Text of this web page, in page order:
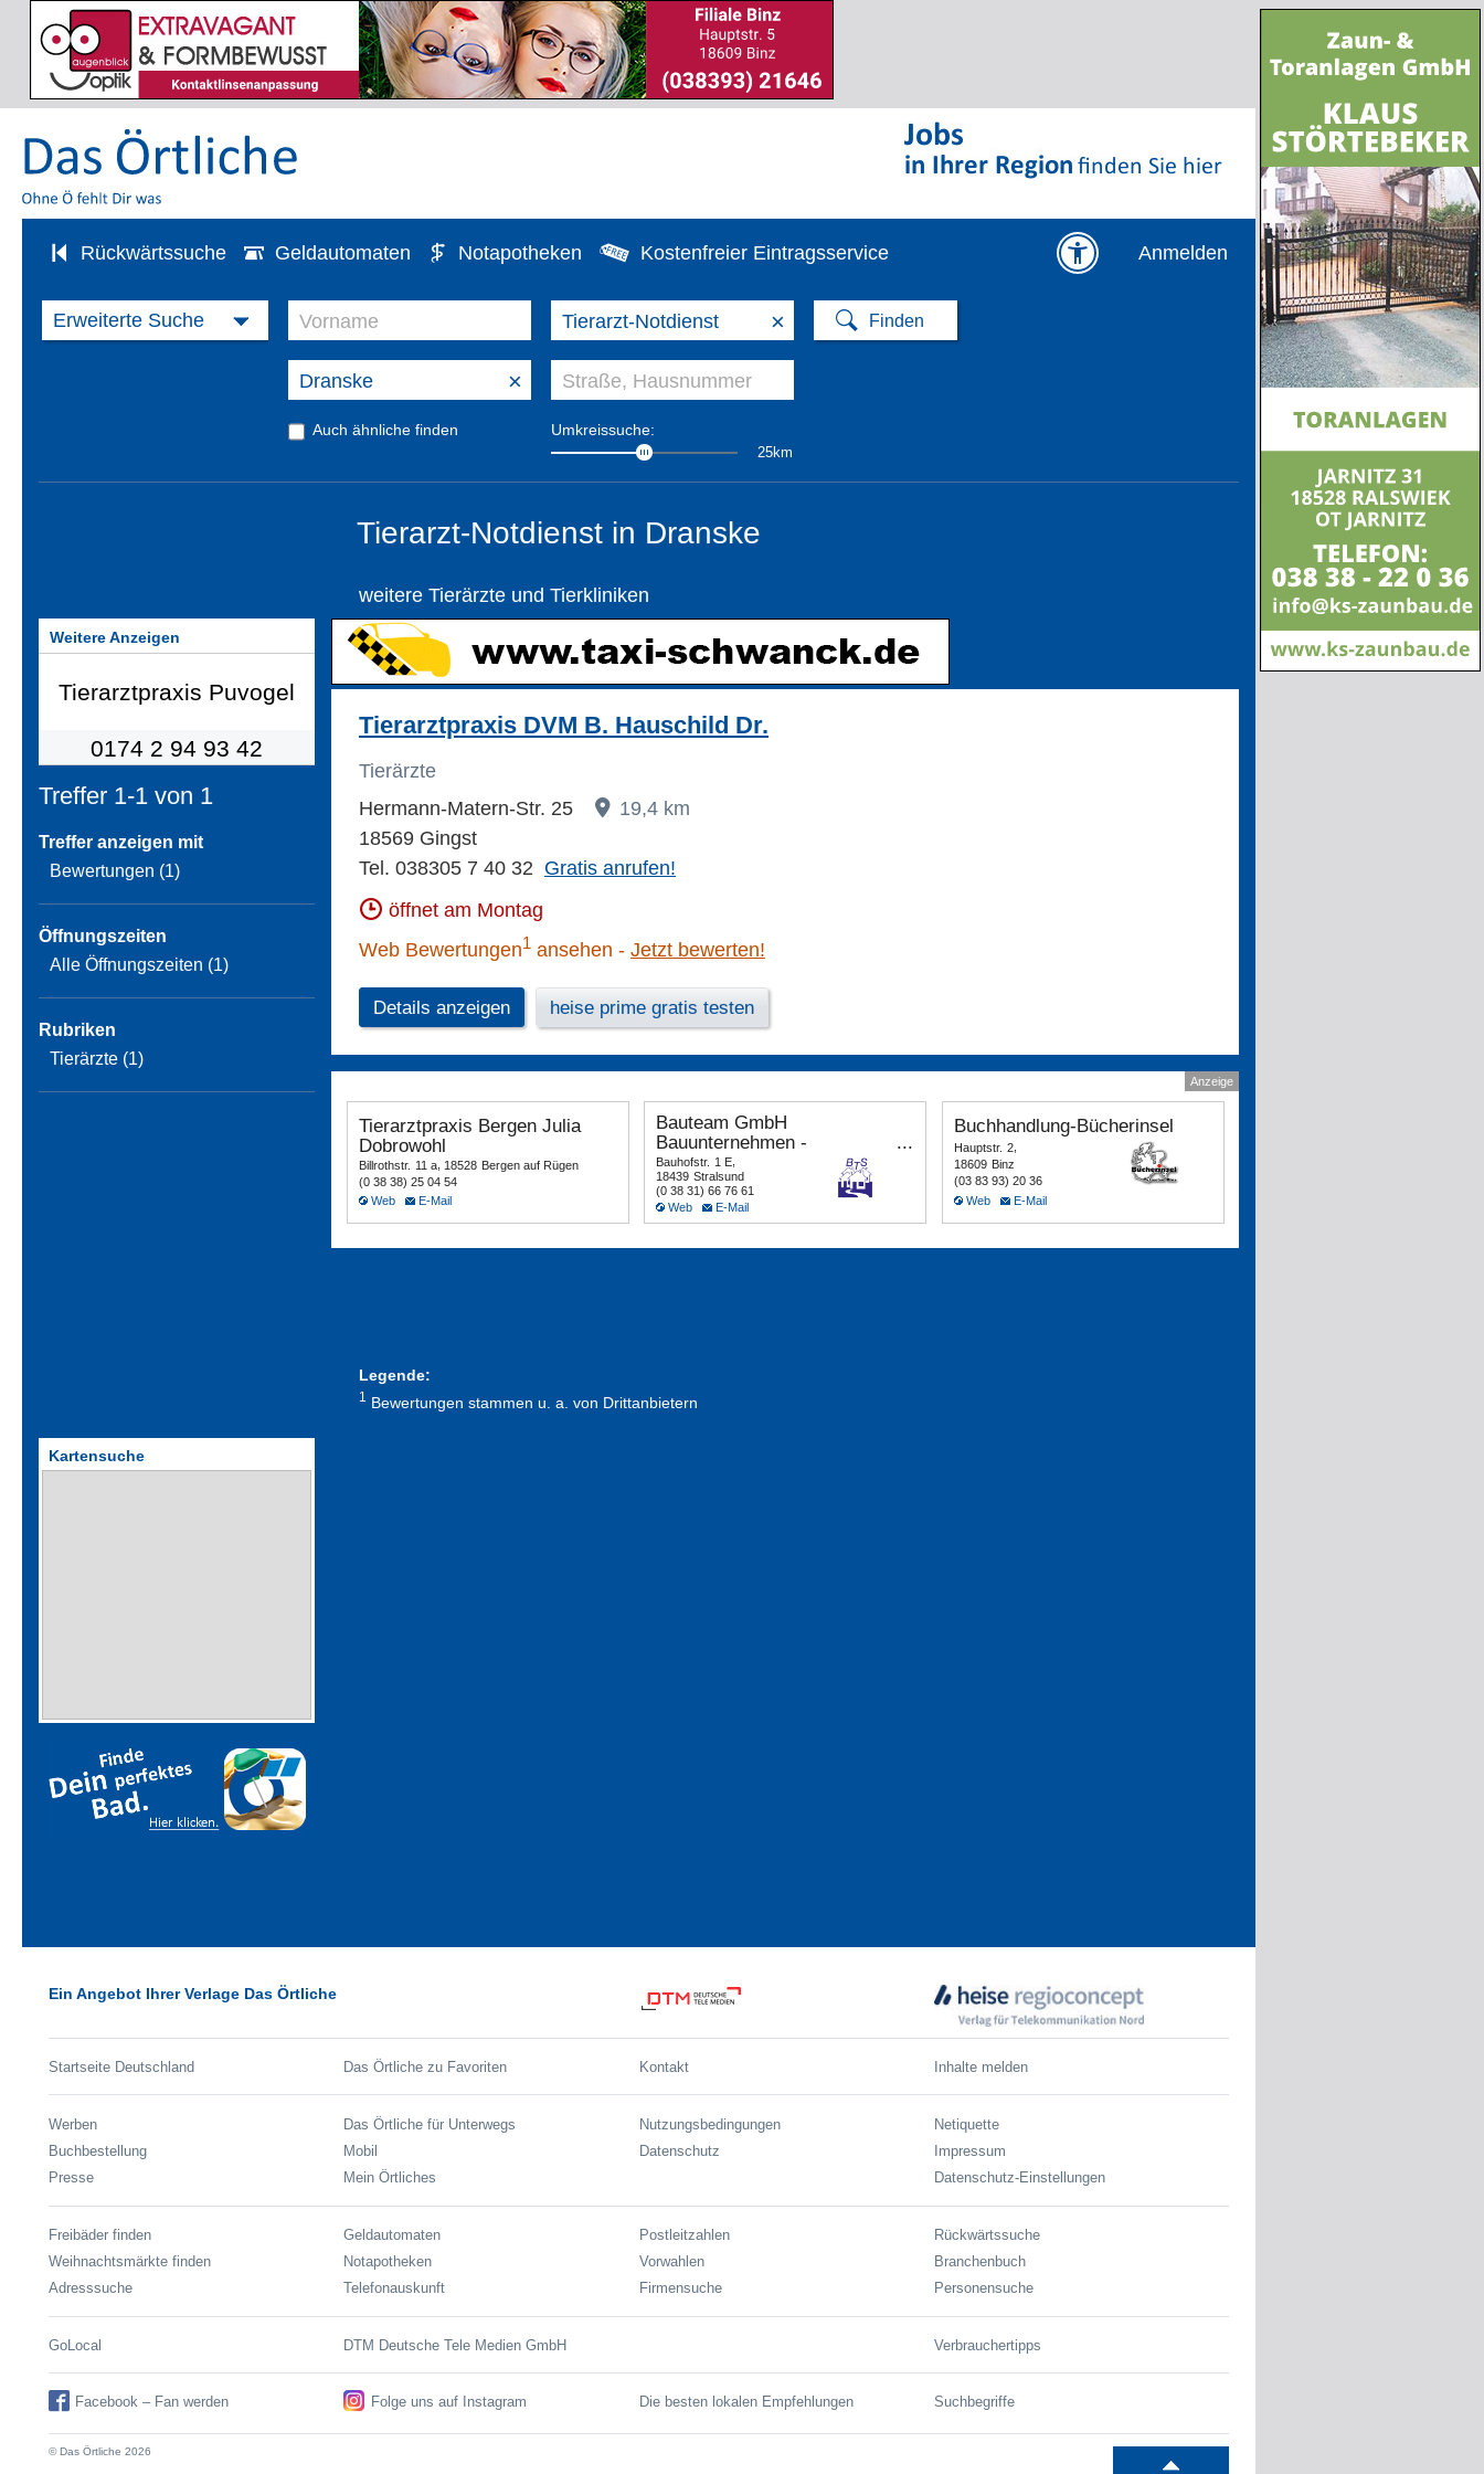
Rückwärtssuche Geldautomaten Notapotheken Kostenfreier Eintragsservice Anmelden
×
×
Auch ähnliche finden Umkreissuche:
25km
Tierarzt-Notdienst in Dranske
Weitere Anzeigen
Treffer 1-1 von 1
Treffer anzeigen mit
Bewertungen (1)
Öffnungszeiten
Alle Öffnungszeiten (1)
Rubriken
Tierärzte (1)
weitere Tierärzte und Tierkliniken
Tierarztpraxis DVM B. Hauschild Dr.
Tierärzte
Hermann-Matern-Str. 25
19,4 km
18569 Gingst
Tel. 038305 7 40 32 Gratis anrufen!
öffnet am Montag
Web Bewertungen1 ansehen Jetzt bewerten!
Details anzeigen heise prime gratis testen
Legende:
1 Bewertungen stammen u. a. von Drittanbietern
Kartensuche
Ein Angebot Ihrer Verlage Das Örtliche
Startseite Deutschland Das Örtliche zu Favoriten Kontakt Inhalte melden
Werben
Buchbestellung
Presse
Das Örtliche für Unterwegs
Mobil
Mein Örtliches
Nutzungsbedingungen
Datenschutz
Netiquette
Impressum
Datenschutz-Einstellungen
Freibäder finden
Weihnachtsmärkte finden
Adresssuche
Geldautomaten
Notapotheken
Telefonauskunft
Postleitzahlen
Vorwahlen
Firmensuche
Rückwärtssuche
Branchenbuch
Personensuche
GoLocal DTM Deutsche Tele Medien GmbH Verbrauchertipps
Facebook – Fan werden Folge uns auf Instagram Die besten lokalen Empfehlungen Suchbegriffe
© Das Örtliche 2026